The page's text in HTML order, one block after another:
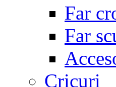
Far
Far
Cricuri